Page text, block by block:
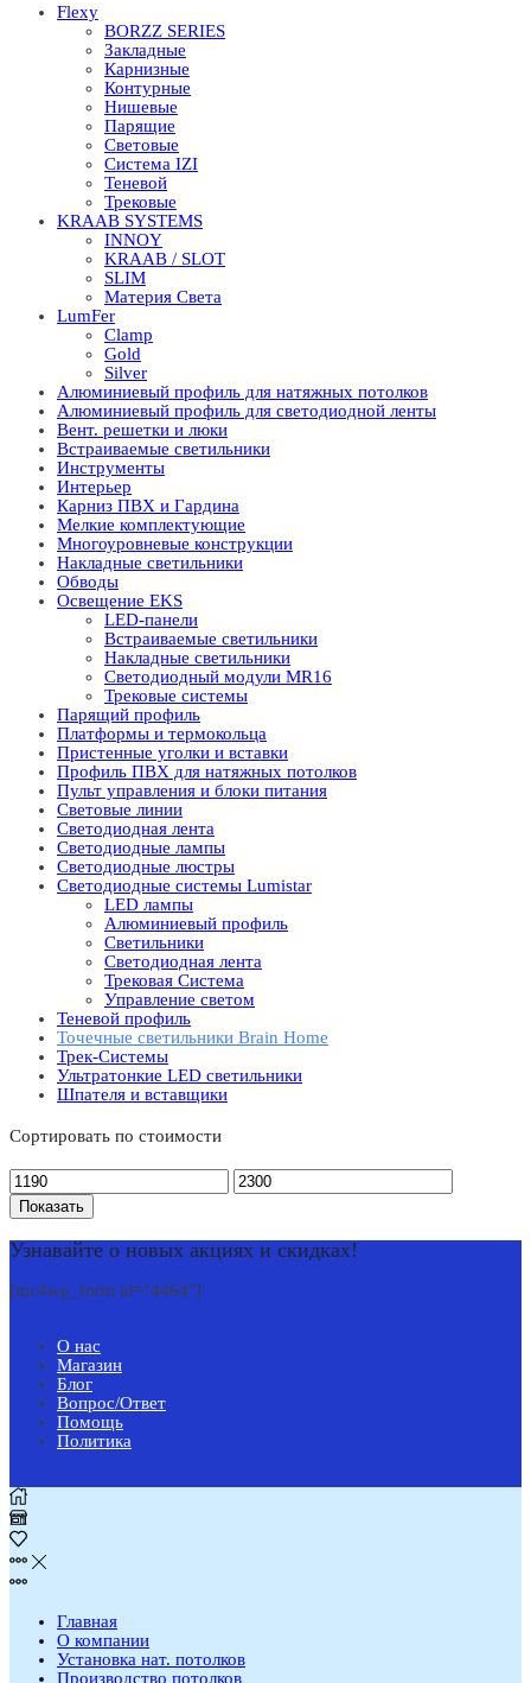
Flexy
BORZZ SERIES
Закладные
Карнизные
Контурные
Нишевые
Парящие
Световые
Система IZI
Теневой
Трековые
KRAAB SYSTEMS
INNOY
KRAAB / SLOT
SLIM
Материя Света
LumFer
Clamp
Gold
Silver
Алюминиевый профиль для натяжных потолков
Алюминиевый профиль для светодиодной ленты
Вент. решетки и люки
Встраиваемые светильники
Инструменты
Интерьер
Карниз ПВХ и Гардина
Мелкие комплектующие
Многоуровневые конструкции
Накладные светильники
Обводы
Освещение EKS
LED-панели
Встраиваемые светильники
Накладные светильники
Светодиодный модули MR16
Трековые системы
Парящий профиль
Платформы и термокольца
Пристенные уголки и вставки
Профиль ПВХ для натяжных потолков
Пульт управления и блоки питания
Световые линии
Светодиодная лента
Светодиодные лампы
Светодиодные люстры
Светодиодные системы Lumistar
LED лампы
Алюминиевый профиль
Светильники
Светодиодная лента
Трековая Система
Управление светом
Теневой профиль
Точечные светильники Brain Home
Трек-Системы
Ультратонкие LED светильники
Шпателя и вставщики
Сортировать по стоимости
Показать
Узнавайте о новых акциях и скидках!
[mc4wp_form id="4464"]
О нас
Магазин
Блог
Вопрос/Ответ
Помощь
Политика
Главная
О компании
Установка нат. потолков
Производство потолков